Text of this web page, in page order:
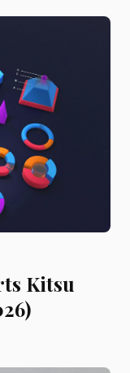
Kitsu